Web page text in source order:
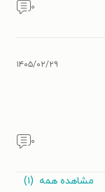
۰
۱۴۰۵/۰۲/۲۹
۰
مشاهده همه (۱)